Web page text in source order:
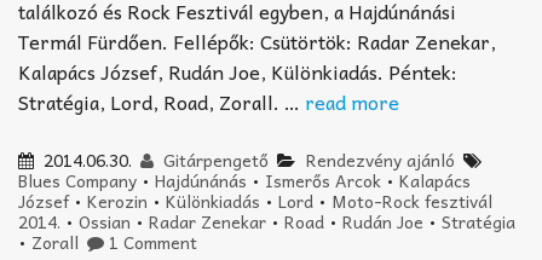
találkozó és Rock Fesztivál egyben, a Hajdúnánási
Termál Fürdően. Fellépők: Csütörtök: Radar Zenekar,
Kalapács József, Rudán Joe, Különkiadás. Péntek:
Stratégia, Lord, Road, Zorall. … read more
2014.06.30. Gitárpengető Rendezvény ajánló
Blues Company • Hajdúnánás • Ismerős Arcok • Kalapács
József• Kerozin • Különkiadás • Lord • Moto-Rock fesztivál
2014. • Ossian • Radar Zenekar • Road • Rudán Joe • Stratégia
• Zorall 1 Comment